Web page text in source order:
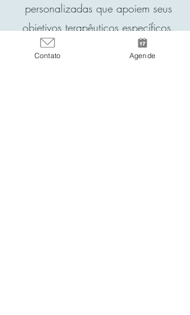
personalizadas que apoiem seus
objetivos terapêuticos específicos.
Isso incluirá técnicas de
Contato Agende